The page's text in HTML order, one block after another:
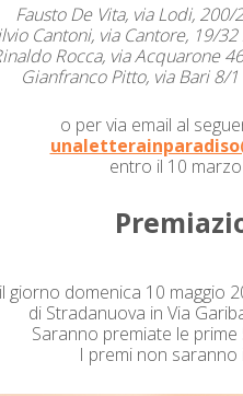
Faus­to De Vita, via Lodi,
Can­toni, via Can­tore, 19/
Roc­ca, via Acquarone
Gian­fran­co Pit­to, via Bari 8/
o per via email al
entro il 10
giorno domeni­ca 10 mag­gio
di Stradan­uo­va in Via
Saran­no pre­mi­ate le prime
I pre­mi non saran­no